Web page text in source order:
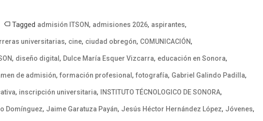
Tagged admisión ITSON, admisiones 2026, aspirantes,
universitarias, cine, ciudad obregón, COMUNICACIÓN,
, diseño digital , Dulce María Esquer Vizcarra, educación en Sonora,
de admisión, formación profesional , fotografía, Gabriel Galindo Padilla,
, inscripción universitaria, INSTITUTO TÉCNOLOGICO DE SONORA,
Domínguez, Jaime Garatuza Payán, Jesús Héctor Hernández López, Jóvenes,